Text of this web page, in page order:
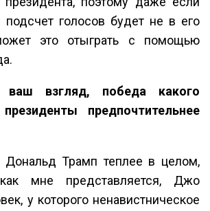
подсчет голосов будет не в его
это отыграть с помощью
взгляд, победа какого
предпочтительнее
Трамп теплее в целом,
мне представляется, Джо
у которого ненавистническое